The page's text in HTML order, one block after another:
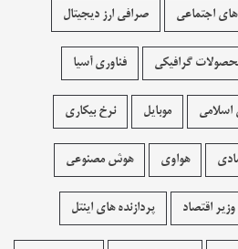
اجتماعی صرافی ارز دیجیتال
گرافيکی فناوری آسیا
موبایل نرخ بیکاری
هواوی هوش مصنوعی
وزیر اقتصاد پردازنده های اینتل